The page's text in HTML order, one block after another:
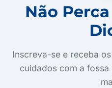
Não
Inscreva-se e receba
cuidados com a